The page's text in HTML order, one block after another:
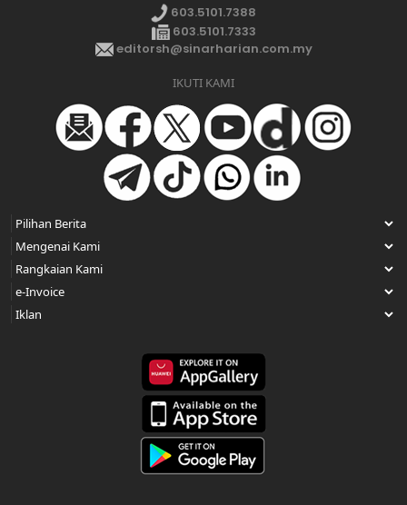
603.5101.7388
603.5101.7333
editorsh@sinarharian.com.my
IKUTI KAMI